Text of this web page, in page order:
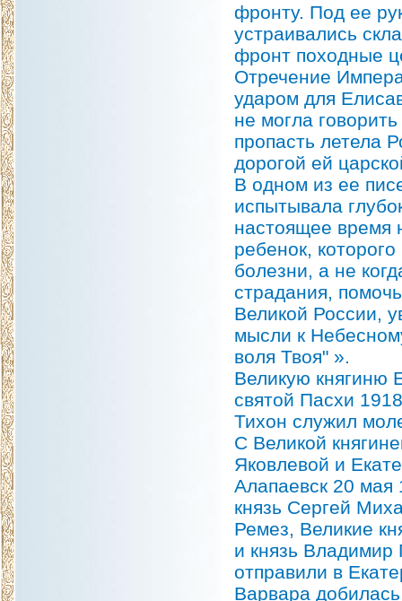
фронту. Под ее
устраивались
фронт походные
Отречение
ударом для
не могла
пропасть летела
дорогой ей
В одном из ее
испытывала
настоящее время
ребенок,
болезни, а не
страдания,
Великой России,
мысли к
воля Твоя" ».
Великую княгиню
святой Пасхи
Тихон служил
С Великой
Яковлевой и
Алапаевск 20
князь Сергей
Ремез, Великие
и князь
отправили в
Варвара